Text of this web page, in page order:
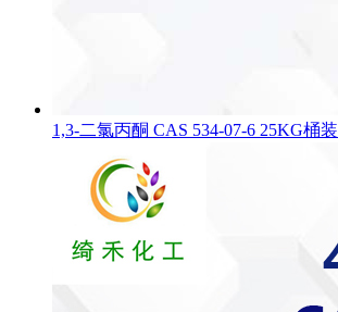
1,3-二氯丙酮 CAS 534-07-6 25KG桶装